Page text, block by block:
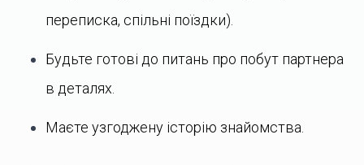
переписка, спільні поїздки).
Будьте готові до питань про побут партнера
в деталях.
Маєте узгоджену історію знайомства.